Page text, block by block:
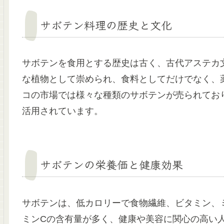
サボテン料理の歴史と文化
サボテンを食用とする歴史は古く、古代アステ
な植物として崇められ、食料としてだけでなく
コの市場では様々な種類のサボテンが売られて
活用されています。
サボテンの栄養価と健康効果
サボテンは、低カロリーで食物繊維、ビタミン
ミンCの含有量が多く、健康や美容に関心の高